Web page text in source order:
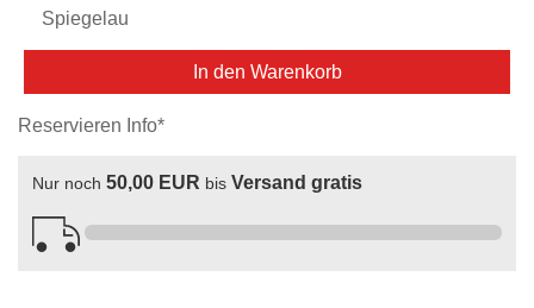
Spiegelau
In den Warenkorb
Reservieren Info*
Nur noch 50,00 EUR bis Versand gratis